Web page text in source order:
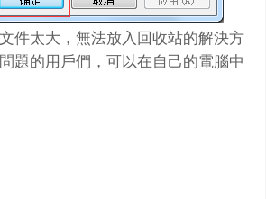
太大，無法放入回收站的解決方
題的用戶們，可以在自己的電腦中